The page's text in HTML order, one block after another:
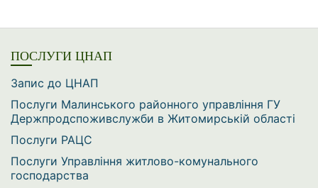
ПОСЛУГИ ЦНАП
Запис до ЦНАП
Послуги Малинського районного управління ГУ
Держпродспоживслужби в Житомирській області
Послуги РАЦС
Послуги Управління житлово-комунального
господарства